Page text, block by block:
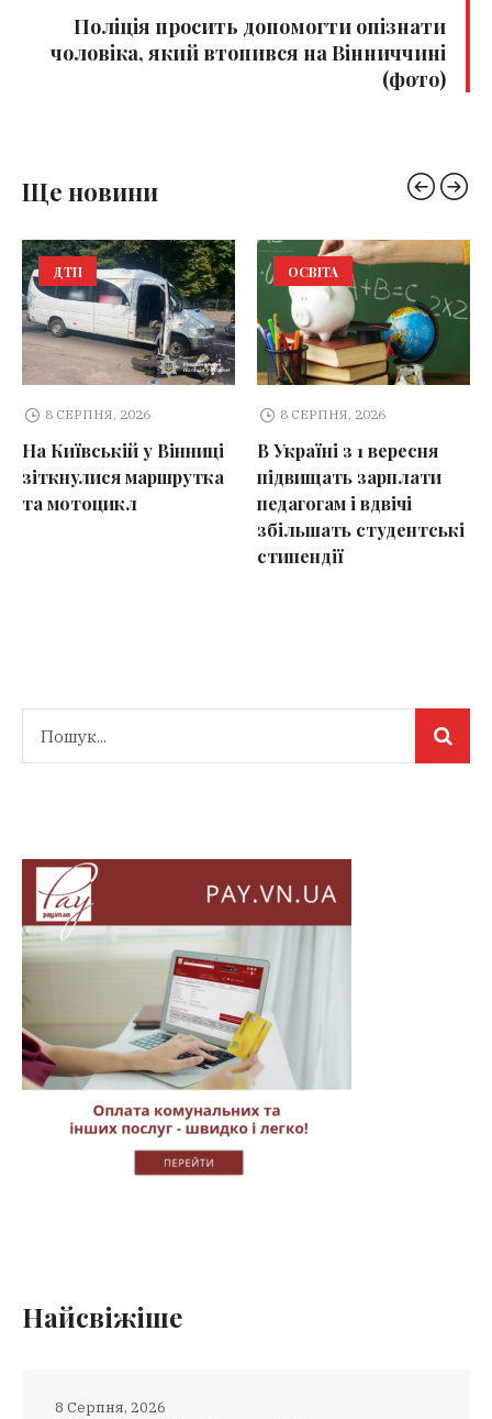
Поліція просить допомогти опізнати
чоловіка, який втопився на Вінниччині
(фото)
Ще новини
ДТП
8 СЕРПНЯ, 2026
На Київській у Вінниці
зіткнулися маршрутка
та мотоцикл
ОСВІТА
8 СЕРПНЯ, 2026
В Україні з 1 вересня
підвищать зарплати
педагогам і вдвічі
збільшать студентські
стипендії
Найсвіжіше
8 Серпня, 2026